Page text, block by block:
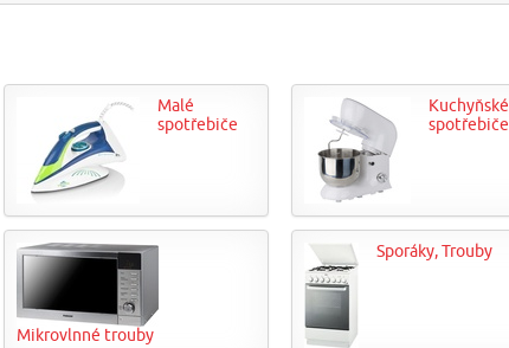
Malé
spotřebiče
Kuchyňské
spotřebiče
Mikrovlnné trouby
Sporáky, Trouby